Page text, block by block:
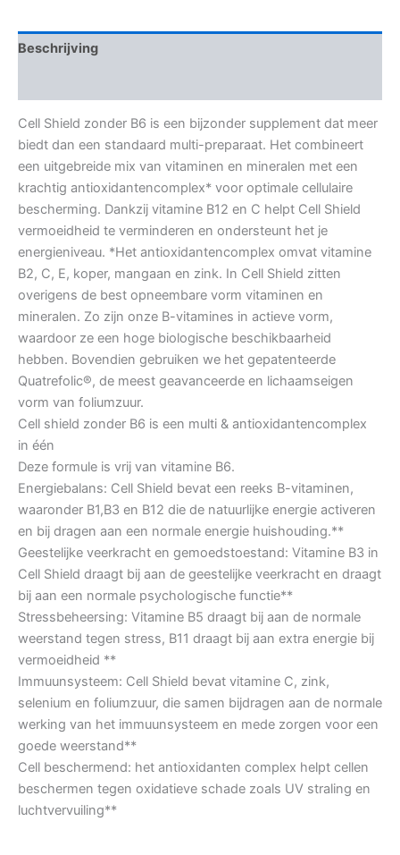
Beschrijving
Cell Shield zonder B6 is een bijzonder supplement dat meer
biedt dan een standaard multi-preparaat. Het combineert
een uitgebreide mix van vitaminen en mineralen met een
krachtig antioxidantencomplex* voor optimale cellulaire
bescherming. Dankzij vitamine B12 en C helpt Cell Shield
vermoeidheid te verminderen en ondersteunt het je
energieniveau. *Het antioxidantencomplex omvat vitamine
B2, C, E, koper, mangaan en zink. In Cell Shield zitten
overigens de best opneembare vorm vitaminen en
mineralen. Zo zijn onze B-vitamines in actieve vorm,
waardoor ze een hoge biologische beschikbaarheid
hebben. Bovendien gebruiken we het gepatenteerde
Quatrefolic®, de meest geavanceerde en lichaamseigen
vorm van foliumzuur.
Cell shield zonder B6 is een multi & antioxidantencomplex
in één
Deze formule is vrij van vitamine B6.
Energiebalans: Cell Shield bevat een reeks B-vitaminen,
waaronder B1,B3 en B12 die de natuurlijke energie activeren
en bij dragen aan een normale energie huishouding.**
Geestelijke veerkracht en gemoedstoestand: Vitamine B3 in
Cell Shield draagt bij aan de geestelijke veerkracht en draagt
bij aan een normale psychologische functie**
Stressbeheersing: Vitamine B5 draagt bij aan de normale
weerstand tegen stress, B11 draagt bij aan extra energie bij
vermoeidheid **
Immuunsysteem: Cell Shield bevat vitamine C, zink,
selenium en foliumzuur, die samen bijdragen aan de normale
werking van het immuunsysteem en mede zorgen voor een
goede weerstand**
Cell beschermend: het antioxidanten complex helpt cellen
beschermen tegen oxidatieve schade zoals UV straling en
luchtvervuiling**